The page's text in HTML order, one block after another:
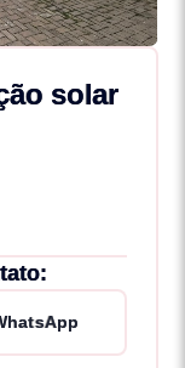
solar